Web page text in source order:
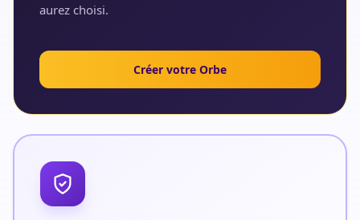
aurez choisi.
Créer votre Orbe